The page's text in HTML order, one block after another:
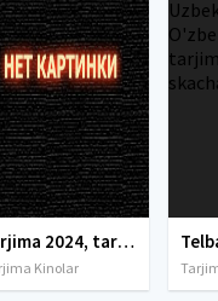
tarjima 2024, tarjima kinolar 2024, uzbek tarjima 2024, tarjima kinolar tilida tilida 2024, uzbek tilida tarjima 2024, kino tarjima 2024, uzbek tarjima kinolar 2024, tarjima kinolar 2024 uzbek tilida, tarjima kinolar 2024 o zbek, tarjima kinolar 2024
Kinolar